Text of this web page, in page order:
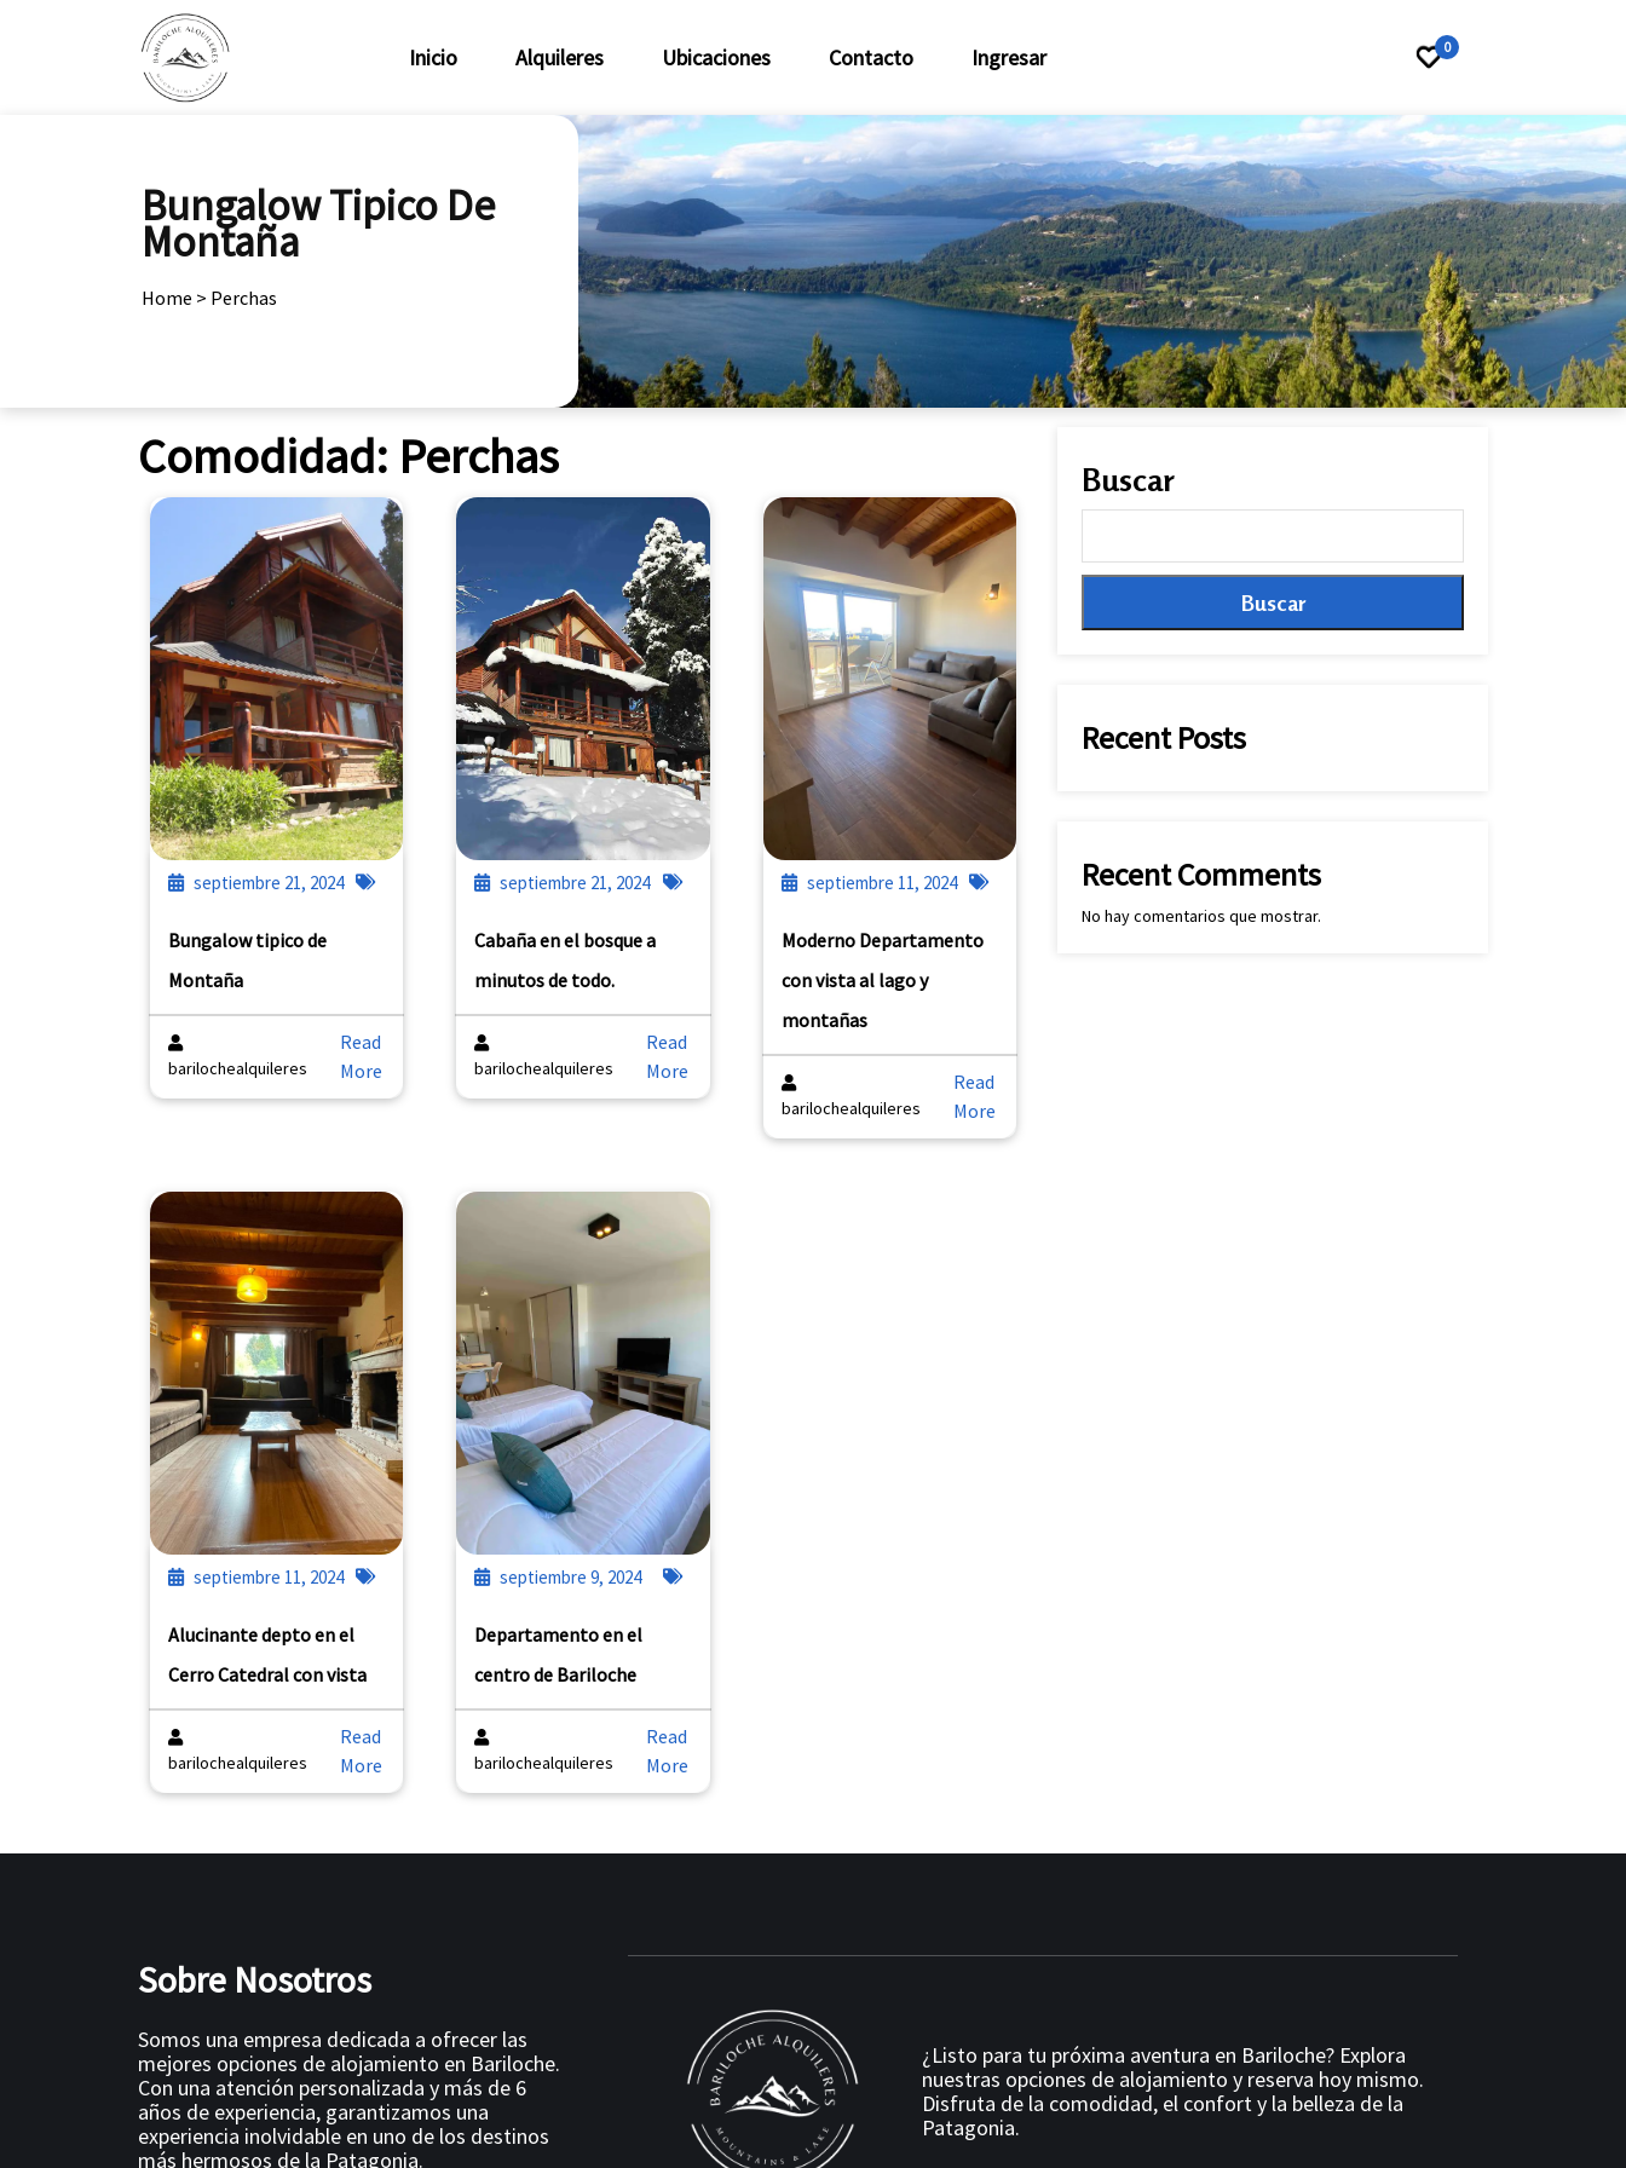
Inicio Alquileres Ubicaciones Contacto Ingresar 0
Bungalow Tipico De
Montaña
Home > Perchas
Comodidad: Perchas
septiembre 21, 2024
Bungalow tipico de
Montaña
barilochealquileres
Read
More
septiembre 21, 2024
Cabaña en el bosque a
minutos de todo.
barilochealquileres
Read
More
septiembre 11, 2024
Moderno Departamento
con vista al lago y
montañas
barilochealquileres
Read
More
septiembre 11, 2024
Alucinante depto en el
Cerro Catedral con vista
barilochealquileres
Read
More
septiembre 9, 2024
Departamento en el
centro de Bariloche
barilochealquileres
Read
More
Buscar
Buscar
Recent Posts
Recent Comments
No hay comentarios que mostrar.
Sobre Nosotros
Somos una empresa dedicada a ofrecer las
mejores opciones de alojamiento en Bariloche.
Con una atención personalizada y más de 6
años de experiencia, garantizamos una
experiencia inolvidable en uno de los destinos
más hermosos de la Patagonia.
¿Listo para tu próxima aventura en Bariloche? Explora
nuestras opciones de alojamiento y reserva hoy mismo.
Disfruta de la comodidad, el confort y la belleza de la
Patagonia.